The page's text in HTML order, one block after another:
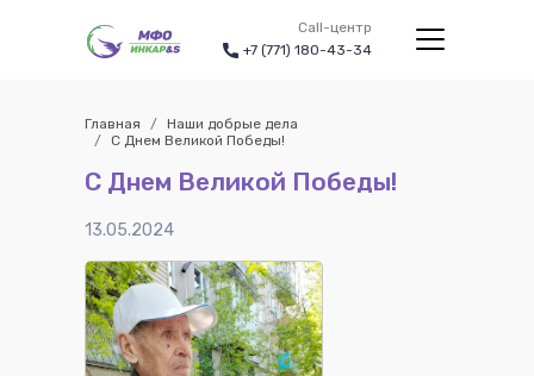
Call-центр
+7 (771) 180-43-34
Главная
Наши добрые дела
С Днем Великой Победы!
С Днем Великой Победы!
13.05.2024